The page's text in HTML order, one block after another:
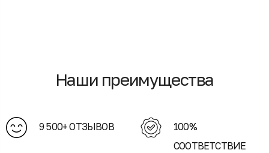
Наши преимущества
9 500+ ОТЗЫВОВ
100%
СООТВЕТСТВИЕ